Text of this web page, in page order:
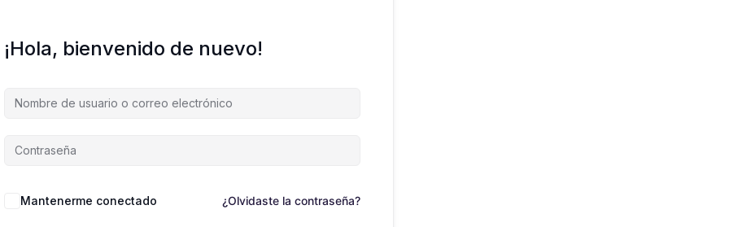
¡Hola, bienvenido de nuevo!
Mantenerme conectado ¿Olvidaste la contraseña?